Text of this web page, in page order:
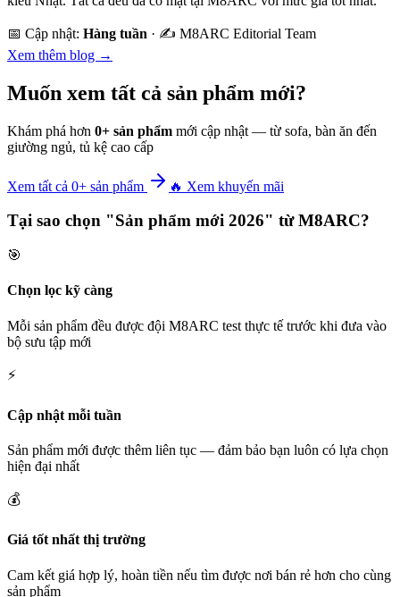
📅 Cập nhật: Hàng tuần · ✍️ M8ARC Editorial Team
Xem thêm blog →
Muốn xem tất cả sản phẩm mới?
Khám phá hơn 0+ sản phẩm mới cập nhật — từ sofa, bàn ăn đến
giường ngủ, tủ kệ cao cấp
Xem tất cả 0+ sản phẩm 🔥 Xem khuyến mãi
Tại sao chọn "Sản phẩm mới 2026" từ M8ARC?
🎯
Chọn lọc kỹ càng
Mỗi sản phẩm đều được đội M8ARC test thực tế trước khi đưa vào
bộ sưu tập mới
⚡
Cập nhật mỗi tuần
Sản phẩm mới được thêm liên tục — đảm bảo bạn luôn có lựa chọn
hiện đại nhất
💰
Giá tốt nhất thị trường
Cam kết giá hợp lý, hoàn tiền nếu tìm được nơi bán rẻ hơn cho cùng
sản phẩm